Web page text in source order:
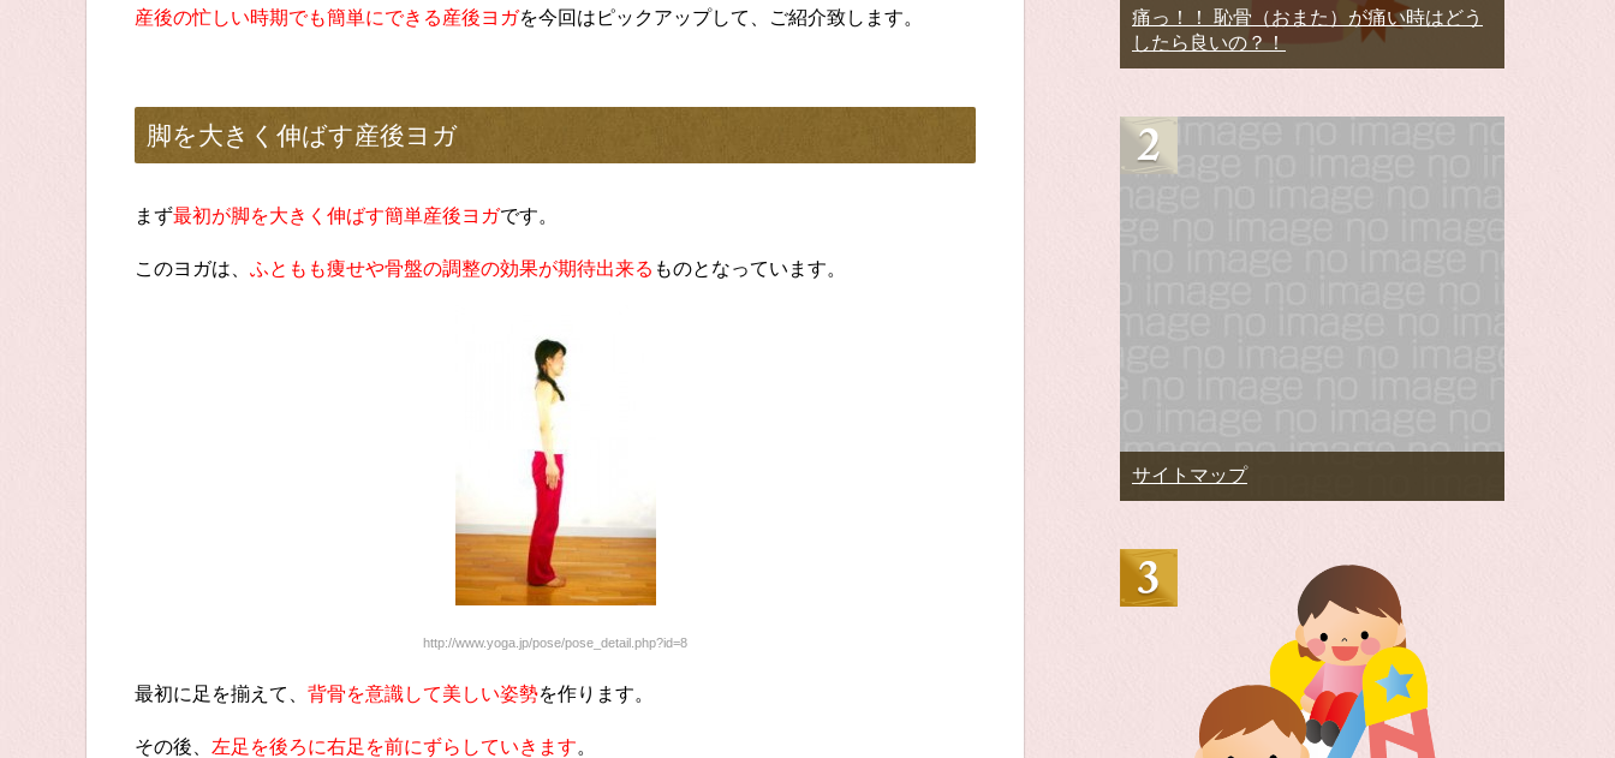
産後の忙しい時期でも簡単にできる産後ヨガを今回はピックアップして、ご紹介致します。
脚を大きく伸ばす産後ヨガ
まず最初が脚を大きく伸ばす簡単産後ヨガです。
このヨガは、 ふともも痩せや骨盤の調整の効果が期待出来る ものとなっています。
http://www.yoga.jp/pose/pose_detail.php?id=8
最初に足を揃えて、 背骨を意識して美しい姿勢を作ります。
その後、 左足を後ろに右足を前にずらしていきます。
痛っ！！ 恥骨（おまた）が痛い時はどう
したら良いの？！
サイトマップ